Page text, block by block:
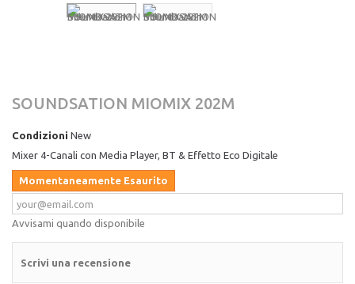
SOUNDSATION MIOMIX 202M
Condizioni New
Mixer 4-Canali con Media Player, BT & Effetto Eco Digitale
Momentaneamente Esaurito
Avvisami quando disponibile
Scrivi una recensione